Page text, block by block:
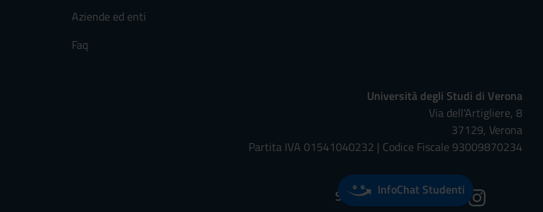
Aziende ed enti
Faq
Università degli Studi di Verona
Via dell'Artigliere, 8
37129, Verona
Partita IVA 01541040232 | Codice Fiscale 93009870234
Seguici su:InfoChat Studenti